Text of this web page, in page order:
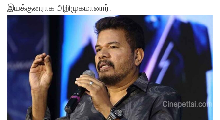
இயக்குனராக அறிமுகமானார்.